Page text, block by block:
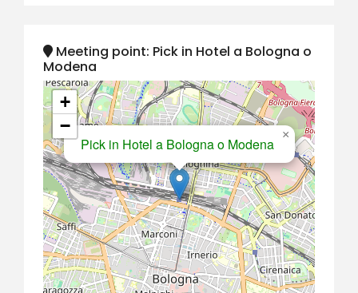
Meeting point: Pick in Hotel a Bologna o
Modena
Pick in Hotel a Bologna o Modena
×
+
−